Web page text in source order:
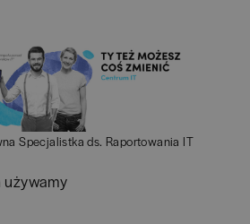
Specjalistka ds. Raportowania IT